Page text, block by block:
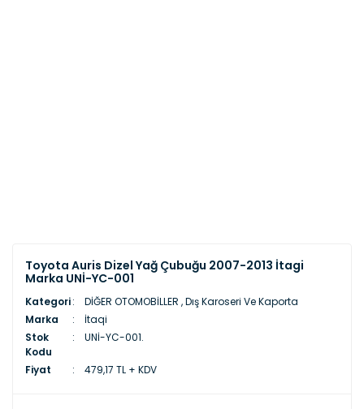
Toyota Auris Dizel Yağ Çubuğu 2007-2013 İtagi
Marka UNİ-YC-001
Kategori DİĞER OTOMOBİLLER ,Dış Karoseri Ve Kaporta
Marka
İtaqi
Stok
Kodu
UNİ-YC-001.
Fiyat 479,17 TL + KDV